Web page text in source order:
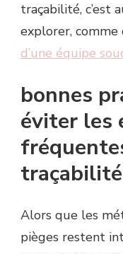
traçabilité, c’est
explorer,
d’une équipe
bonnes
éviter les
traçabilité
Alors que les
pièges restent